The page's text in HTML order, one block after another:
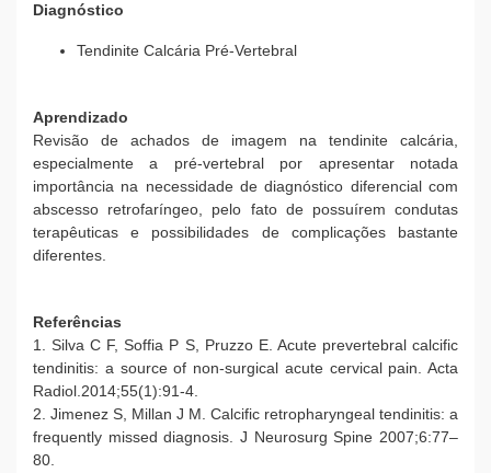
Diagnóstico
Tendinite Calcária Pré-Vertebral
Aprendizado
Revisão de achados de imagem na tendinite calcária,
especialmente a pré-vertebral por apresentar notada
importância na necessidade de diagnóstico diferencial com
abscesso retrofaríngeo, pelo fato de possuírem condutas
terapêuticas e possibilidades de complicações bastante
diferentes.
Referências
1. Silva C F, Soffia P S, Pruzzo E. Acute prevertebral calcific
tendinitis: a source of non-surgical acute cervical pain. Acta
Radiol.2014;55(1):91-4.
2. Jimenez S, Millan J M. Calcific retropharyngeal tendinitis: a
frequently missed diagnosis. J Neurosurg Spine 2007;6:77–
80.